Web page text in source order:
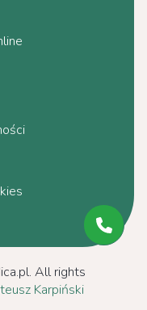
All rights
Karpiński